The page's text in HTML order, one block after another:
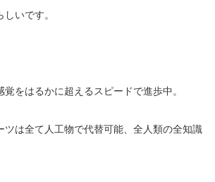
いです。
をはるかに超えるスピードで進歩中。
ツは全て人工物で代替可能、全人類の全知識